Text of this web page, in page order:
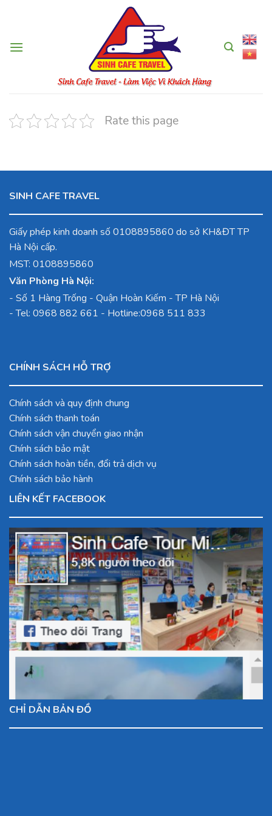
Rate this page
SINH CAFE TRAVEL
Giấy phép kinh doanh số 0108895860 do sở KH&ĐT TP
Hà Nội cấp.
MST: 0108895860
Văn Phòng Hà Nội:
- Số 1 Hàng Trống - Quận Hoàn Kiếm - TP Hà Nội
- Tel: 0968 882 661 - Hotline:0968 511 833
CHÍNH SÁCH HỖ TRỢ
Chính sách và quy định chung
Chính sách thanh toán
Chính sách vận chuyển giao nhận
Chính sách bảo mật
Chính sách hoàn tiền, đổi trả dịch vụ
Chính sách bảo hành
LIÊN KẾT FACEBOOK
CHỈ DẪN BẢN ĐỒ